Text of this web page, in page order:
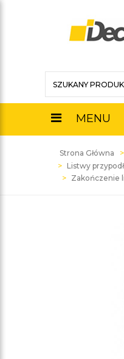
MENU
Strona Główna
Listwy
Zakończenie